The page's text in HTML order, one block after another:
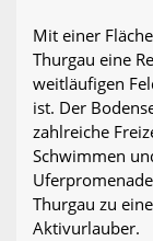
Mit einer
Thurgau eine
weitläufigen
ist. Der
zahlreiche
Schwimmen
Thurgau zu
Aktivurlauber.